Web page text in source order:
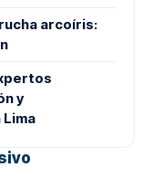
arcoíris:
y